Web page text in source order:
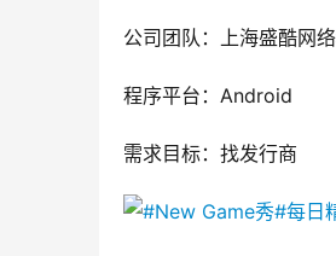
公司团队：上海盛酷网
程序平台：Android
需求目标：找发行商